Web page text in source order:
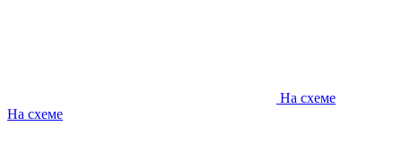
На схеме
На схеме